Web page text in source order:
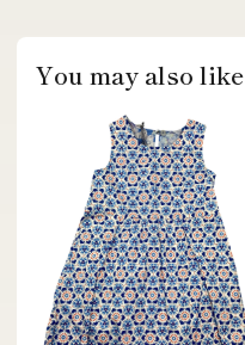
You may also like